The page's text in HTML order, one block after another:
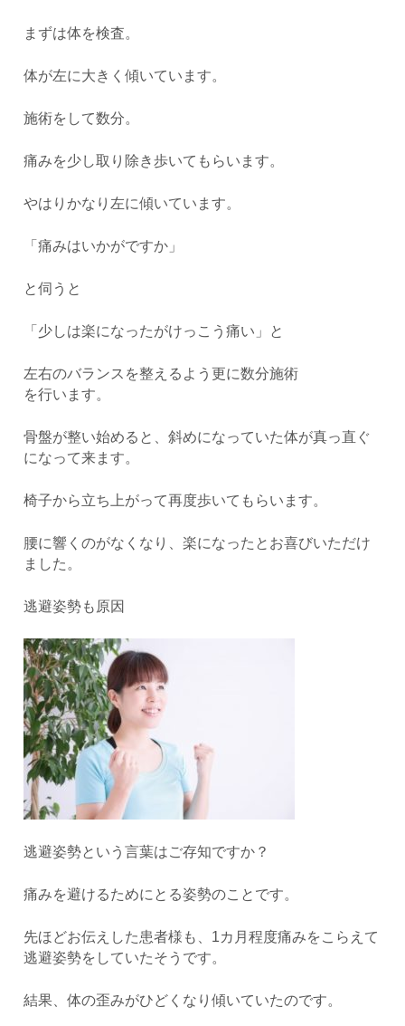
まずは体を検査。
体が左に大きく傾いています。
施術をして数分。
痛みを少し取り除き歩いてもらいます。
やはりかなり左に傾いています。
「痛みはいかがですか」
と伺うと
「少しは楽になったがけっこう痛い」と
左右のバランスを整えるよう更に数分施術
を行います。
骨盤が整い始めると、斜めになっていた体が真っ直ぐ
になって来ます。
椅子から立ち上がって再度歩いてもらいます。
腰に響くのがなくなり、楽になったとお喜びいただけ
ました。
逃避姿勢も原因
逃避姿勢という言葉はご存知ですか？
痛みを避けるためにとる姿勢のことです。
先ほどお伝えした患者様も、1カ月程度痛みをこらえて
逃避姿勢をしていたそうです。
結果、体の歪みがひどくなり傾いていたのです。